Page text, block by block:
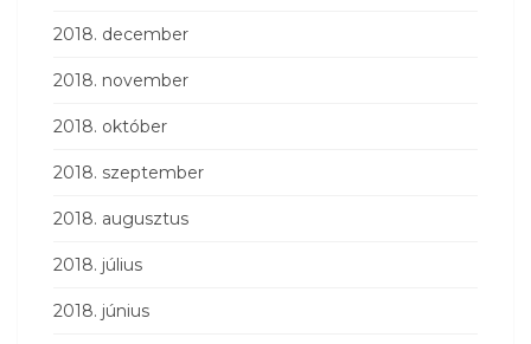
2018. december
2018. november
2018. október
2018. szeptember
2018. augusztus
2018. július
2018. június